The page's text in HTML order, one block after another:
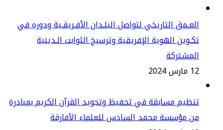
التاريخي لتواصل البلـدان الأفـريقـية ودوره في
الهوية الإفريقية وترسيخ الثوابت الـدينية
مسابقة في تحفيظ وتجويد القرآن الكريم بمبادرة
مؤسسة محمد السادس للعلماء الأفارقة